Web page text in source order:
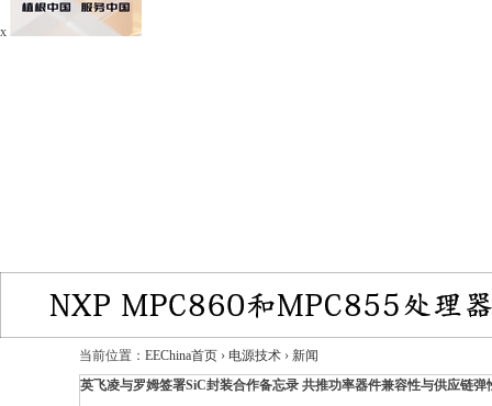
x
当前位置： EEChina首页 › 电源技术 › 新闻
英飞凌与罗姆签署SiC封装合作备忘录 共推功率器件兼容性与供应链弹